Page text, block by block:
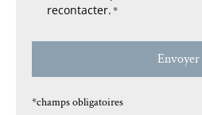
recontacter.*
*champs obligatoires